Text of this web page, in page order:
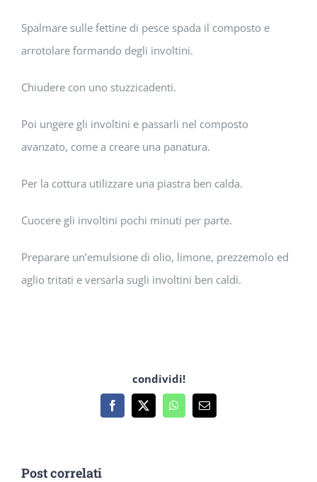
Spalmare sulle fettine di pesce spada il composto e
arrotolare formando degli involtini.
Chiudere con uno stuzzicadenti.
Poi ungere gli involtini e passarli nel composto
avanzato, come a creare una panatura.
Per la cottura utilizzare una piastra ben calda.
Cuocere gli involtini pochi minuti per parte.
Preparare un’emulsione di olio, limone, prezzemolo ed
aglio tritati e versarla sugli involtini ben caldi.
condividi!
Facebook
X WhatsApp
Email
Post correlati